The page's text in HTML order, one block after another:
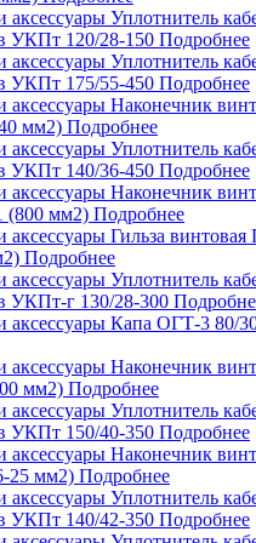
УКПт 120/28-150 Подробнее
УКПт 175/55-450 Подробнее
мм2) Подробнее
УКПт 140/36-450 Подробнее
(800 мм2) Подробнее
Подробнее
УКПт-г 130/28-300
мм2) Подробнее
УКПт 150/40-350 Подробнее
25 мм2) Подробнее
УКПт 140/42-350 Подробнее